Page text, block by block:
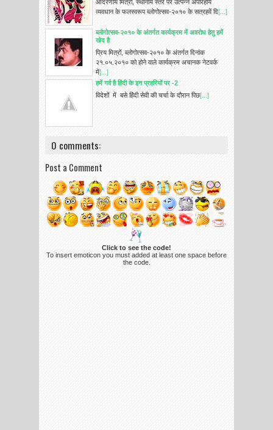
आदरणीय मित्रों, स्थानीय स्तर पर उत्पन्न अपरिहार्य
व्यवधान के फलस्वरूप ब्लोगोत्सव-२०१० के सत्रहवें दि[...]
ब्लोगोत्सव-२०१० के अंतर्गत कार्यक्रम में अवरोध हेतु हमें
खेद है
प्रिय मित्रों, ब्लोगोत्सव-२०१० के अंतर्गत दिनांक
२१.०५.२०१० को होने वाले कार्यक्रम अचानक नेटवर्क
में[...]
हमें गर्व है हिंदी के इन प्रहरियों पर -2
विदेशों में बसे हिंदी सेवी की चर्चा के दौरान पिछ[...]
0 comments:
Post a Comment
Click to see the code!
To insert emoticon you must added at least one space before
the code.